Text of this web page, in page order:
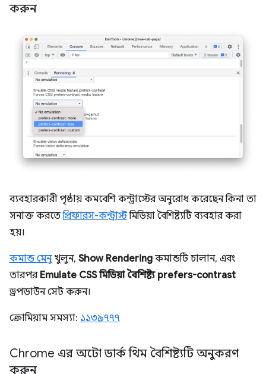
করুন
ব্যবহারকারী পৃষ্ঠায় কমবেশি কন্ট্রাস্টের অনুরোধ করেছেন কিনা তা
সনাক্ত করতেপ্রিফারস-কন্ট্রাস্টমিডিয়া বৈশিষ্ট্যটি ব্যবহার করা
হয়।
কমান্ড মেনুখুলুন, Show Rendering কমান্ডটি চালান, এবং
তারপর Emulate CSS মিডিয়া বৈশিষ্ট্য prefers-contrast
ড্রপডাউন সেট করুন।
ক্রোমিয়াম সমস্যা: ১১৩৯৭৭৭
Chrome এর অটো ডার্ক থিম বৈশিষ্ট্যটি অনুকরণ
করুন